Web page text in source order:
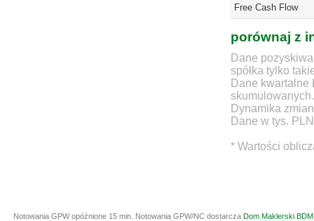
Free Cash Flow
porównaj z
Dane
spółka tylko
Dane
skumulowanych.
Dynamika
Dane w tys. PLN
* Wartości
Notowania GPW opóźnione 15 min. Notowania GPW/NC dostarcza Dom Maklerski